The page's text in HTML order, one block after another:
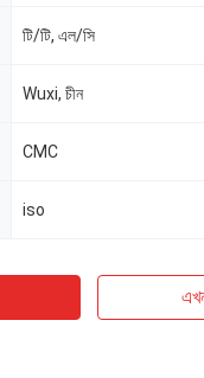
টি/টি, এল/সি
Wuxi, চীন
CMC
iso